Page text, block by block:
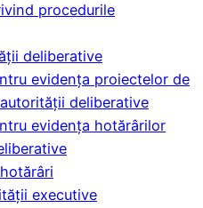
procedurile
deliberative
evidența proiectelor de
deliberative
evidența hotărârilor
executive